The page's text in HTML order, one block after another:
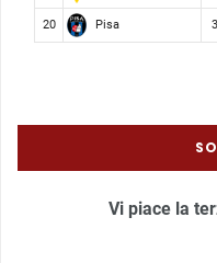
20 Pisa
Vi piace la